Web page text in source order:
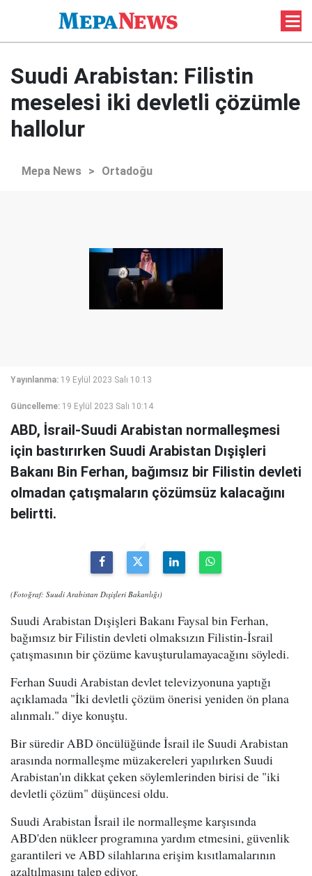
Suudi Arabistan: Filistin
meselesi iki devletli çözümle
hallolur
Mepa News > Ortadoğu
Yayınlanma: 19 Eylül 2023 Salı 10:13
Güncelleme: 19 Eylül 2023 Salı 10:14
ABD, İsrail-Suudi Arabistan normalleşmesi
için bastırırken Suudi Arabistan Dışişleri
Bakanı Bin Ferhan, bağımsız bir Filistin devleti
olmadan çatışmaların çözümsüz kalacağını
belirtti.
(Fotoğraf: Suudi Arabistan Dışişleri Bakanlığı)
Suudi Arabistan Dışişleri Bakanı Faysal bin Ferhan,
bağımsız bir Filistin devleti olmaksızın Filistin-İsrail
çatışmasının bir çözüme kavuşturulamayacağını söyledi.
Ferhan Suudi Arabistan devlet televizyonuna yaptığı
açıklamada "İki devletli çözüm önerisi yeniden ön plana
alınmalı." diye konuştu.
Bir süredir ABD öncülüğünde İsrail ile Suudi Arabistan
arasında normalleşme müzakereleri yapılırken Suudi
Arabistan'ın dikkat çeken söylemlerinden birisi de "iki
devletli çözüm" düşüncesi oldu.
Suudi Arabistan İsrail ile normalleşme karşısında
ABD'den nükleer programına yardım etmesini, güvenlik
garantileri ve ABD silahlarına erişim kısıtlamalarının
azaltılmasını talep ediyor.